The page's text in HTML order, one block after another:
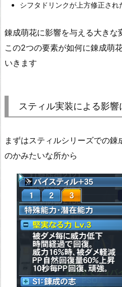
シフタドリンクが上方修正され
錬成萌花に影響を与える大きな
この2つの要素が如何に錬成萌
いきます
スティル実装による影響
まずはスティルシリーズでの
のかみたいな所から